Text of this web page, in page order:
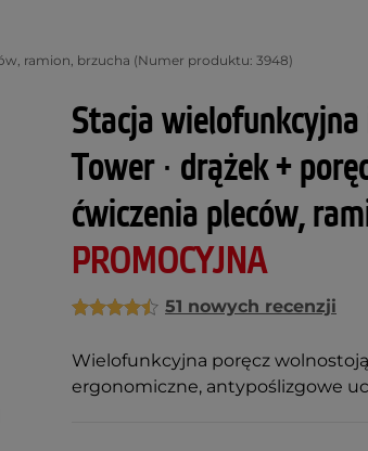
ramion, brzucha (Numer produktu: 3948)
Stacja
Tower ∙ drążek +
ćwiczenia pleców,
PROMOCYJNA
51 nowych recenzji
Wielofunkcyjna poręcz
ergonomiczne, antypoślizgowe